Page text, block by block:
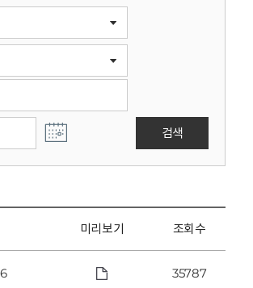
검색
미리보기 조회수
35787